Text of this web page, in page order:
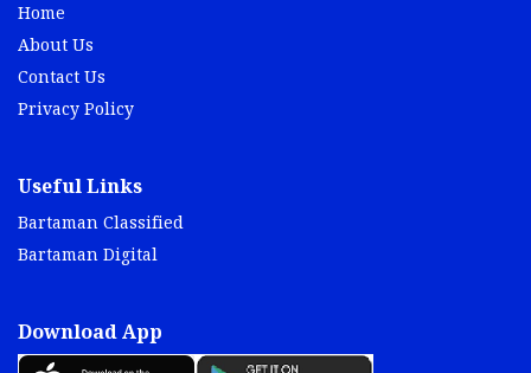
Home
About Us
Contact Us
Privacy Policy
Useful Links
Bartaman Classified
Bartaman Digital
Download App